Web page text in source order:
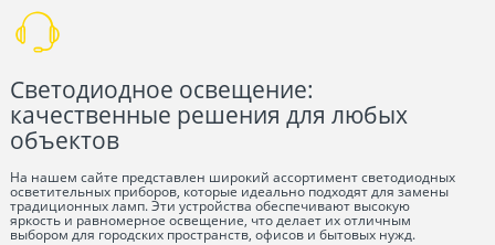
Светодиодное освещение:
качественные решения для любых
объектов
На нашем сайте представлен широкий ассортимент светодиодных
осветительных приборов, которые идеально подходят для замены
традиционных ламп. Эти устройства обеспечивают высокую
яркость и равномерное освещение, что делает их отличным
выбором для городских пространств, офисов и бытовых нужд.